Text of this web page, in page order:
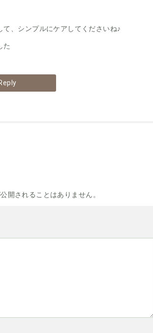
、シンプルにケアしてくださいね♪
た
開されることはありません。